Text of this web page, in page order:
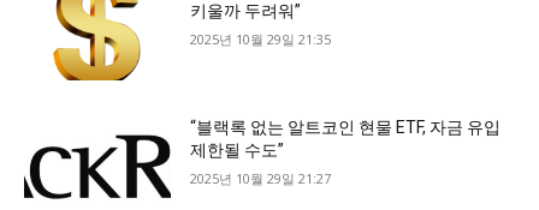
키울까 두려워”
2025년 10월 29일 21:35
“블랙록 없는 알트코인 현물 ETF, 자금 유입
제한될 수도”
2025년 10월 29일 21:27